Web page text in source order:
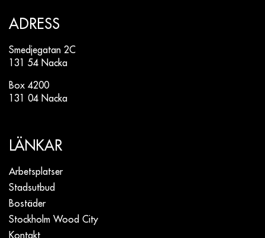
ADRESS
Smedjegatan 2C
131 54 Nacka
Box 4200
131 04 Nacka
LÄNKAR
Arbetsplatser
Stadsutbud
Bostäder
Stockholm Wood City
Kontakt